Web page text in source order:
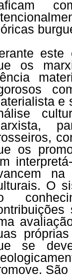
este
os
e
os
O
se